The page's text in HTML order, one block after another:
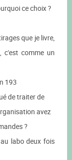
ce choix ?
que je livre,
c'est comme un
193
de traiter de
avez
?
labo deux fois